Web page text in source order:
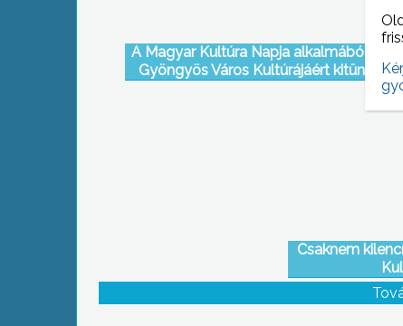
A Magyar Kultúra Napja alkalmából
Gyöngyös Város Kultúrájáért
Csaknem